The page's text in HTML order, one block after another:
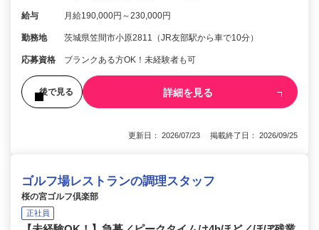
給与 月給190,000円～230,000円
勤務地 茨城県笠間市小原2811（JR友部駅から車で10分）
応募資格 ブランクある方OK！未経験者も可
後で見る 詳細を見る
更新日： 2026/07/23 掲載終了日： 2026/09/25
ゴルフ場レストランの調理スタッフ
桜の宮ゴルフ倶楽部
正社員